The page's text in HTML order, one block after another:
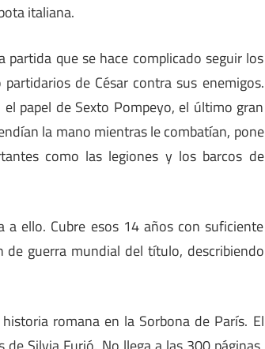
italiana.
que se hace complicado seguir los
de César contra sus enemigos.
papel de Sexto Pompeyo, el último gran
la mano mientras le combatían, pone
como las legiones y los barcos de
a ello. Cubre esos 14 años con suficiente
de guerra mundial del título, describiendo
romana en la Sorbona de París. El